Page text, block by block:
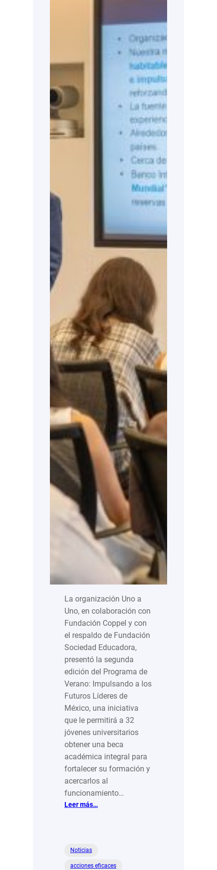
La organización Uno a
Uno, en colaboración con
Fundación Coppel y con
el respaldo de Fundación
Sociedad Educadora,
presentó la segunda
edición del Programa de
Verano: Impulsando a los
Futuros Líderes de
México, una iniciativa
que le permitirá a 32
jóvenes universitarios
obtener una beca
académica integral para
fortalecer su formación y
acercarlos al
funcionamiento…
Leer más…
Coppel
Noticias
acciones eficaces